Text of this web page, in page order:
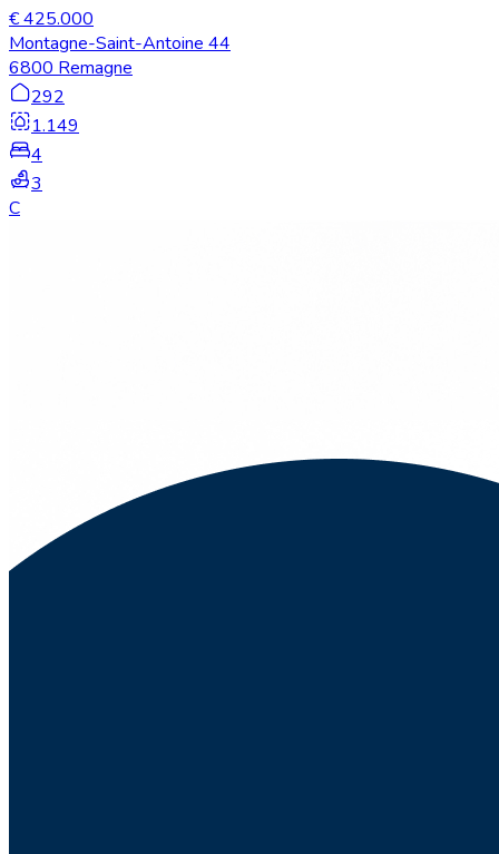
€ 425.000
Montagne-Saint-Antoine 44
6800 Remagne
292
1.149
4
3
C